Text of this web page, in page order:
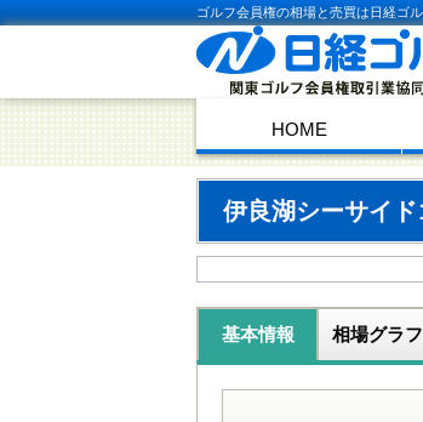
ゴルフ会員権の相場と売買は日経ゴ
HOME
伊良湖シーサイ
基本情報 相場グラフ